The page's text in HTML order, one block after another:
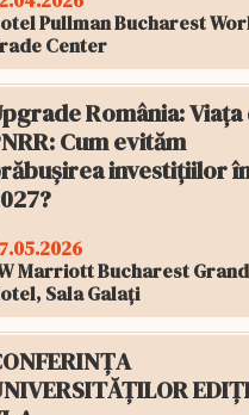
Pullman Bucharest
Center
România: Viața
Cum evităm
investițiilor
Marriott Bucharest Grand
Sala Galați